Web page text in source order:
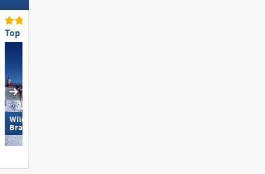
Top für Anfänger
Wildkogel – Neukirchen/​
Bramberg